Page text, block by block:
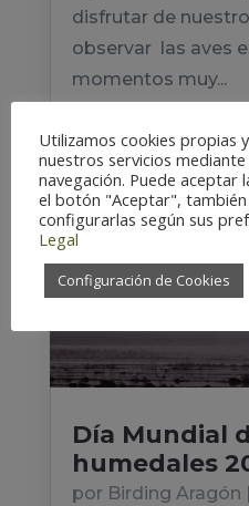
disfrutar de
observar las aves
momentos muy...
Día Mundial
humedales
por Birding Aragón
Utilizamos cookies propias
nuestros servicios
navegación. Puede aceptar
el botón "Aceptar",
configurarlas según sus
Legal
Configuración de Cookies